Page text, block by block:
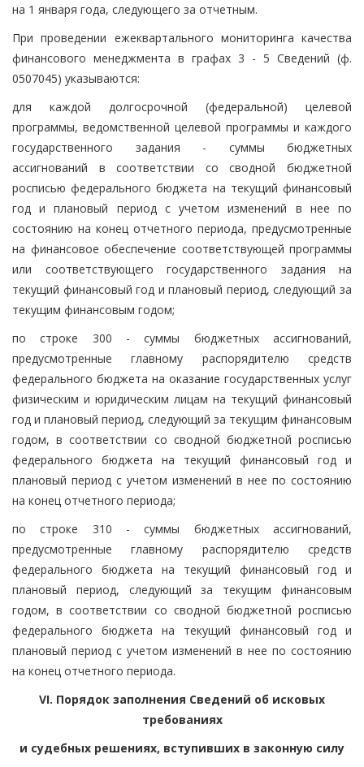
на 1 января года, следующего за отчетным.
При проведении ежеквартального мониторинга качества
финансового менеджмента в графах 3 - 5 Сведений (ф.
0507045) указываются:
для каждой долгосрочной (федеральной) целевой
программы, ведомственной целевой программы и каждого
государственного задания - суммы бюджетных
ассигнований в соответствии со сводной бюджетной
росписью федерального бюджета на текущий финансовый
год и плановый период с учетом изменений в нее по
состоянию на конец отчетного периода, предусмотренные
на финансовое обеспечение соответствующей программы
или соответствующего государственного задания на
текущий финансовый год и плановый период, следующий за
текущим финансовым годом;
по строке 300 - суммы бюджетных ассигнований,
предусмотренные главному распорядителю средств
федерального бюджета на оказание государственных услуг
физическим и юридическим лицам на текущий финансовый
год и плановый период, следующий за текущим финансовым
годом, в соответствии со сводной бюджетной росписью
федерального бюджета на текущий финансовый год и
плановый период с учетом изменений в нее по состоянию
на конец отчетного периода;
по строке 310 - суммы бюджетных ассигнований,
предусмотренные главному распорядителю средств
федерального бюджета на текущий финансовый год и
плановый период, следующий за текущим финансовым
годом, в соответствии со сводной бюджетной росписью
федерального бюджета на текущий финансовый год и
плановый период с учетом изменений в нее по состоянию
на конец отчетного периода.
VI. Порядок заполнения Сведений об исковых
требованиях
и судебных решениях, вступивших в законную силу